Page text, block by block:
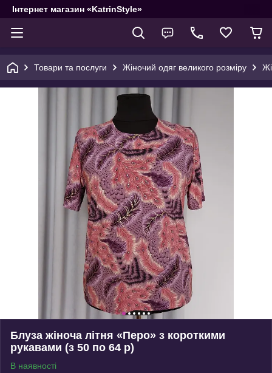
Інтернет магазин «KatrinStyle»
Товари та послуги Жіночий одяг великого розміру
Блуза жіноча літня «Перо» з короткими
рукавами (з 50 по 64 р)
В наявності